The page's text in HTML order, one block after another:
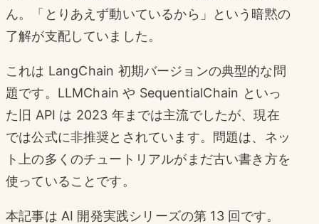
ん。「とりあえず動いているから」という暗黙の
了解が支配していました。
これは LangChain 初期バージョンの典型的な問
題です。LLMChain や SequentialChain といっ
た旧 API は 2023 年までは主流でしたが、現在
では公式に非推奨とされています。問題は、ネッ
ト上の多くのチュートリアルがまだ古い書き方を
使っていることです。
本記事は AI 開発実践シリーズの第 13 回です。